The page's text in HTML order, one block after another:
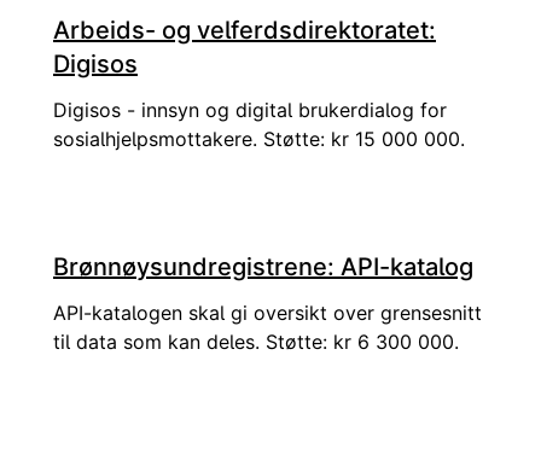
Arbeids- og velferdsdirektoratet:
Digisos
Digisos - innsyn og digital brukerdialog for
sosialhjelpsmottakere. Støtte: kr 15 000 000.
Brønnøysundregistrene: API-katalog
API-katalogen skal gi oversikt over grensesnitt
til data som kan deles. Støtte: kr 6 300 000.